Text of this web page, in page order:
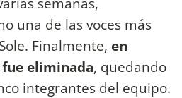
una de las voces más
Finalmente, en
eliminada, quedando
integrantes del equipo.